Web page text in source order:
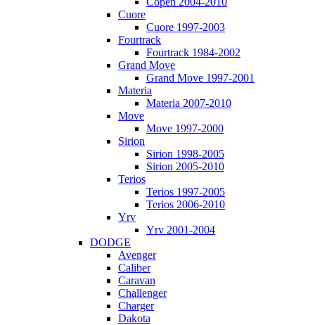
Cuore
Cuore 1997-2003
Fourtrack
Fourtrack 1984-2002
Grand Move
Grand Move 1997-2001
Materia
Materia 2007-2010
Move
Move 1997-2000
Sirion
Sirion 1998-2005
Sirion 2005-2010
Terios
Terios 1997-2005
Terios 2006-2010
Yrv
Yrv 2001-2004
DODGE
Avenger
Caliber
Caravan
Challenger
Charger
Dakota